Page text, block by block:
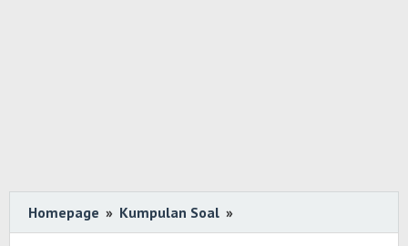
Homepage » Kumpulan Soal »
Soal